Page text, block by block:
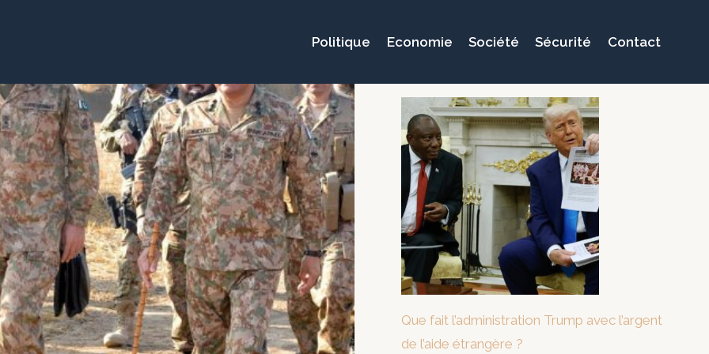
Politique Economie Société Sécurité Contact
Que fait l’administration Trump avec l’argent
de l’aide étrangère ?